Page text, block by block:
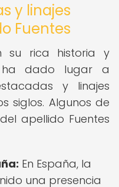
y linajes
Fuentes
su rica historia y
ha dado lugar a
y linajes
siglos. Algunos de
apellido Fuentes
En España, la
una presencia